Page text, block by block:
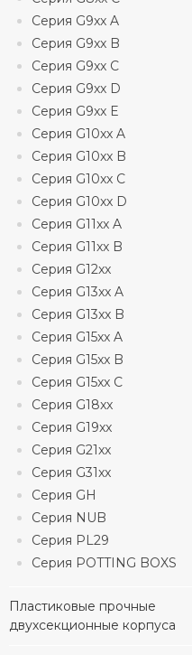
Серия G9xx A
Серия G9xx B
Серия G9xx C
Серия G9xx D
Серия G9xx E
Серия G10xx A
Серия G10xx B
Серия G10xx C
Серия G10xx D
Серия G11xx A
Серия G11xx B
Серия G12xx
Серия G13xx A
Серия G13xx B
Серия G15xx A
Серия G15xx B
Серия G15xx C
Серия G18xx
Серия G19xx
Серия G21xx
Серия G31xx
Серия GH
Серия NUB
Серия PL29
Серия POTTING BOXS
Пластиковые прочные
двухсекционные корпуса